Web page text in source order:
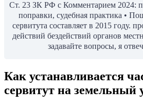
Ст. 23 ЗК РФ с Комментарием 2024:
поправки, судебная практика •
сервитута составляет в 2015 году.
действий бездействий органов
задавайте вопросы, я
Как устанавливается
сервитут на земельный